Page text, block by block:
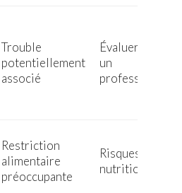
Trouble
potentiellement
associé
Évaluer avec
un
professionnel
Restriction
alimentaire
préoccupante
Risques
nutritionnels